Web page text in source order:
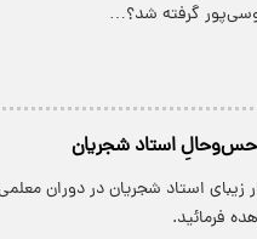
گرفته شد؟…
استاد شجریان
زیبای استاد شجریان در دوران
فرمائید.